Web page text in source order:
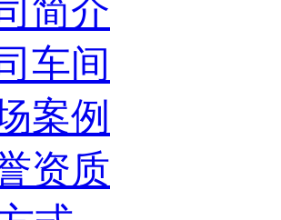
简介
车间
案例
资质